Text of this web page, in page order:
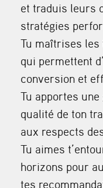
et traduis leurs
stratégies
Tu maîtrises
qui permettent
conversion et
Tu apportes
qualité de ton
aux respects
Tu aimes
horizons pour
tes